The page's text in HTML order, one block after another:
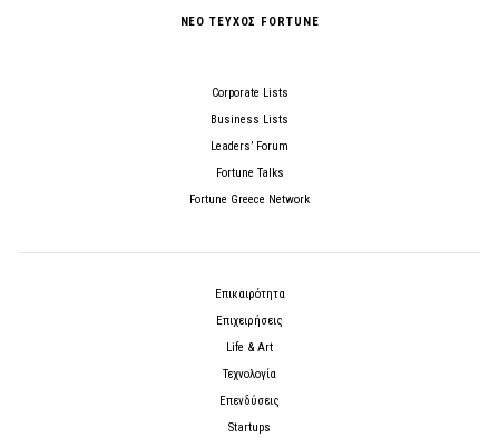
ΝΕΟ ΤΕΥΧΟΣ FORTUNE
Corporate Lists
Business Lists
Leaders’ Forum
Fortune Talks
Fortune Greece Network
Επικαιρότητα
Επιχειρήσεις
Life & Art
Τεχνολογία
Επενδύσεις
Startups